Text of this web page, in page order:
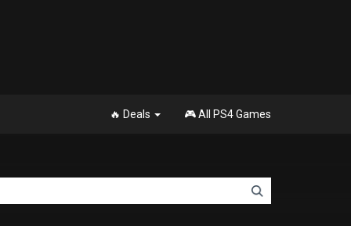
🔥 Deals 🎮 All PS4 Games